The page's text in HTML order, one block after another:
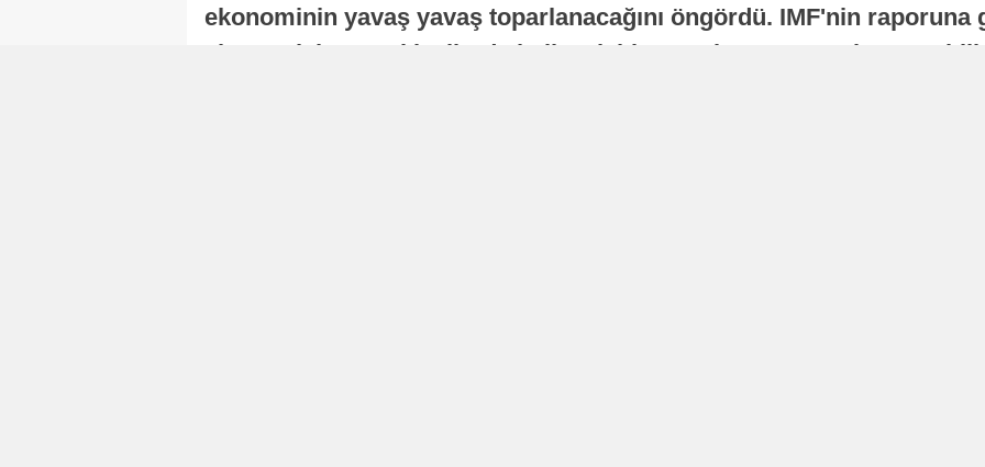
ekonominin yavaş yavaş toparlanacağını öngördü. IMF'nin raporuna
ekonomisi, sonraki yıllarda istikrarlı bir toparlanma süreci